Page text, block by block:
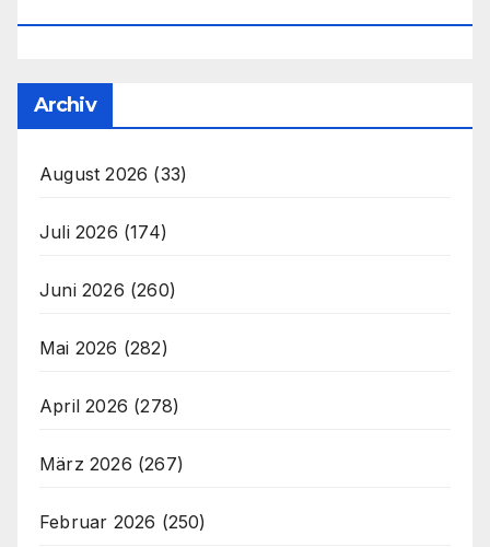
Archiv
August 2026 (33)
Juli 2026 (174)
Juni 2026 (260)
Mai 2026 (282)
April 2026 (278)
März 2026 (267)
Februar 2026 (250)